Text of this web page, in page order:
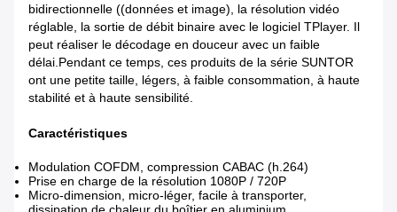
bidirectionnelle ((données et image), la résolution vidéo
réglable, la sortie de débit binaire avec le logiciel TPlayer. Il
peut réaliser le décodage en douceur avec un faible
délai.Pendant ce temps, ces produits de la série SUNTOR
ont une petite taille, légers, à faible consommation, à haute
stabilité et à haute sensibilité.
Caractéristiques
Modulation COFDM, compression CABAC (h.264)
Prise en charge de la résolution 1080P / 720P
Micro-dimension, micro-léger, facile à transporter,